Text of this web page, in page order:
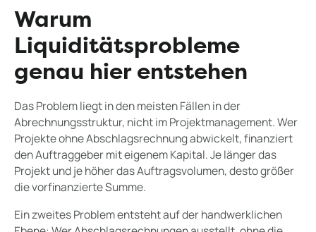
Warum
Liquiditätsprobleme
genau hier entstehen
Das Problem liegt in den meisten Fällen in der
Abrechnungsstruktur, nicht im Projektmanagement. Wer
Projekte ohne Abschlagsrechnung abwickelt, finanziert
den Auftraggeber mit eigenem Kapital. Je länger das
Projekt und je höher das Auftragsvolumen, desto größer
die vorfinanzierte Summe.
Ein zweites Problem entsteht auf der handwerklichen